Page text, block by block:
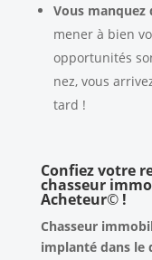
Vous
mener à bien
opportunités
nez, vous
tard !
Confiez votre
chasseur
Acheteur©!
Chasseur
implanté dans le